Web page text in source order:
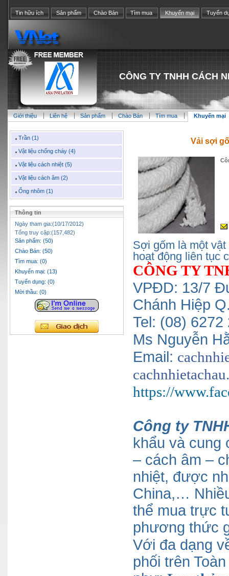
Tin hữu ích Sản phẩm Chào Bán Tìm mua Khuyến mại Tuyển
CÔNG TY TNHH CÁCH
Giới thiệu Liên hệ Sản phẩm Chào Bán Tìm mua Khuyến mại
Trần (1)
Vật liệu chống cháy (4)
Vật liệu cách nhiệt (5)
Vật liệu cách âm (2)
Ống nhôm (1)
Thông tin
Ngày tham gia:(10/17/2012)
Tổng truy cập:(157,482)
Sản phẩm: (50)
Chào Bán: (50)
Tìm mua: (0)
Khuyến mại: (13)
Tuyển dụng: (0)
Mời thầu: (0)
Vải sợi
Sợi gốm là một
hoạt động liên tục
CÔNG TY
VPĐD: 13/7
Chánh Hiệp
Tel: (08)
Ms Nguyễn
Email:
https://
Công ty
khẩu và cung
– cách âm –
nhiệt, được
China,…
thể mua trực
phương thức
Với đa dạng
phối trên